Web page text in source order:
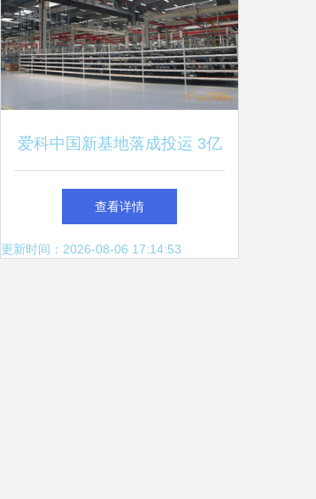
爱科中国新基地落成投运 3亿
美元布局中国，投资管理再升
级
查看详情
更新时间：2026-08-06 17:14:53